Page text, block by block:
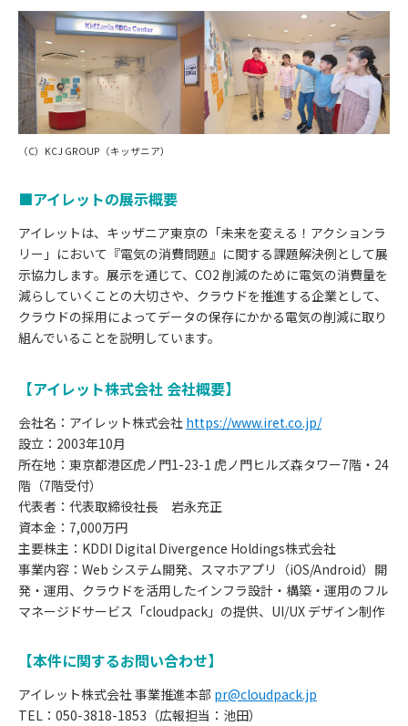
（C）KCJ GROUP（キッザニア）
■アイレットの展示概要
アイレットは、キッザニア東京の「未来を変える！アクションラ
リー」において『電気の消費問題』に関する課題解決例として展
示協力します。展示を通じて、CO2 削減のために電気の消費量を
減らしていくことの大切さや、クラウドを推進する企業として、
クラウドの採用によってデータの保存にかかる電気の削減に取り
組んでいることを説明しています。
【アイレット株式会社 会社概要】
会社名：アイレット株式会社 https://www.iret.co.jp/
設立：2003年10月
所在地：東京都港区虎ノ門1-23-1 虎ノ門ヒルズ森タワー7階・24
階（7階受付）
代表者：代表取締役社長 岩永充正
資本金：7,000万円
主要株主：KDDI Digital Divergence Holdings株式会社
事業内容：Web システム開発、スマホアプリ（iOS/Android）開
発・運用、クラウドを活用したインフラ設計・構築・運用のフル
マネージドサービス「cloudpack」の提供、UI/UX デザイン制作
【本件に関するお問い合わせ】
アイレット株式会社 事業推進本部 pr@cloudpack.jp
TEL：050-3818-1853（広報担当：池田）